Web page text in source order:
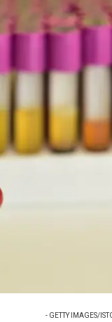
- GETTY IMAGES/